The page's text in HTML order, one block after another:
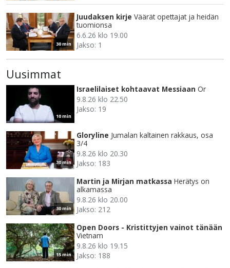
30 min
Juudaksen kirje Väärät opettajat ja heidän
tuomionsa
6.6.26 klo 19.00
Jakso: 1
Uusimmat
10 min
Israelilaiset kohtaavat Messiaan Or
9.8.26 klo 22.50
Jakso: 19
30 min
Gloryline Jumalan kaltainen rakkaus, osa
3/4
9.8.26 klo 20.30
Jakso: 183
30 min
Martin ja Mirjan matkassa Herätys on
alkamassa
9.8.26 klo 20.00
Jakso: 212
15 min
Open Doors - Kristittyjen vainot tänään
Vietnam
9.8.26 klo 19.15
Jakso: 188